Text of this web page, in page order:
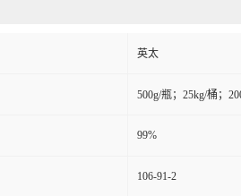
英太
500g/瓶；25kg/桶；
99%
106-91-2